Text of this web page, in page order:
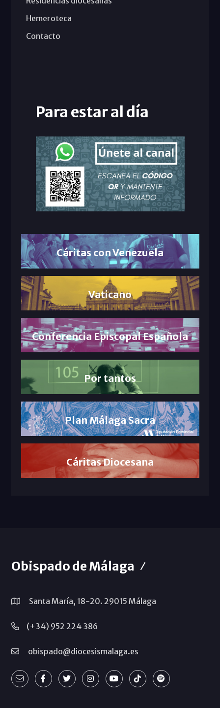
Hemeroteca
Contacto
Para estar al día
Cáritas con Venezuela
Vaticano
Conferencia Episcopal Española
Por tantos
Plan Málaga Sacra
Cáritas Diocesana
Obispado de Málaga
Santa María, 18-20. 29015 Málaga
(+34) 952 224 386
obispado@diocesismalaga.es